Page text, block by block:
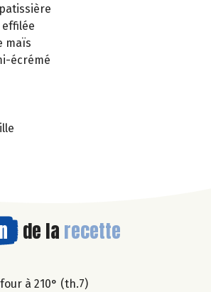
effilée
maïs
écrémé
de la recette
à 210° (th.7)